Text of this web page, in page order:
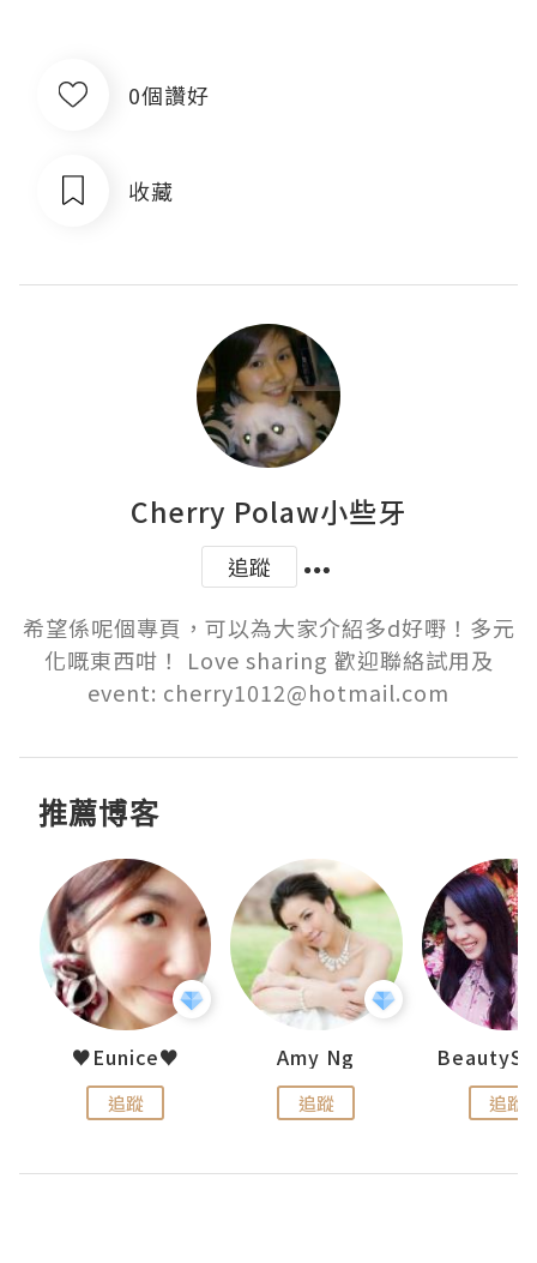
0個讚好
收藏
Cherry Polaw小些牙
追蹤
希望係呢個專頁，可以為大家介紹多d好嘢！多元
化嘅東西咁！ Love sharing 歡迎聯絡試用及
event: cherry1012@hotmail.com
推薦博客
♥Eunice♥
追蹤
Amy Ng
追蹤 追蹤